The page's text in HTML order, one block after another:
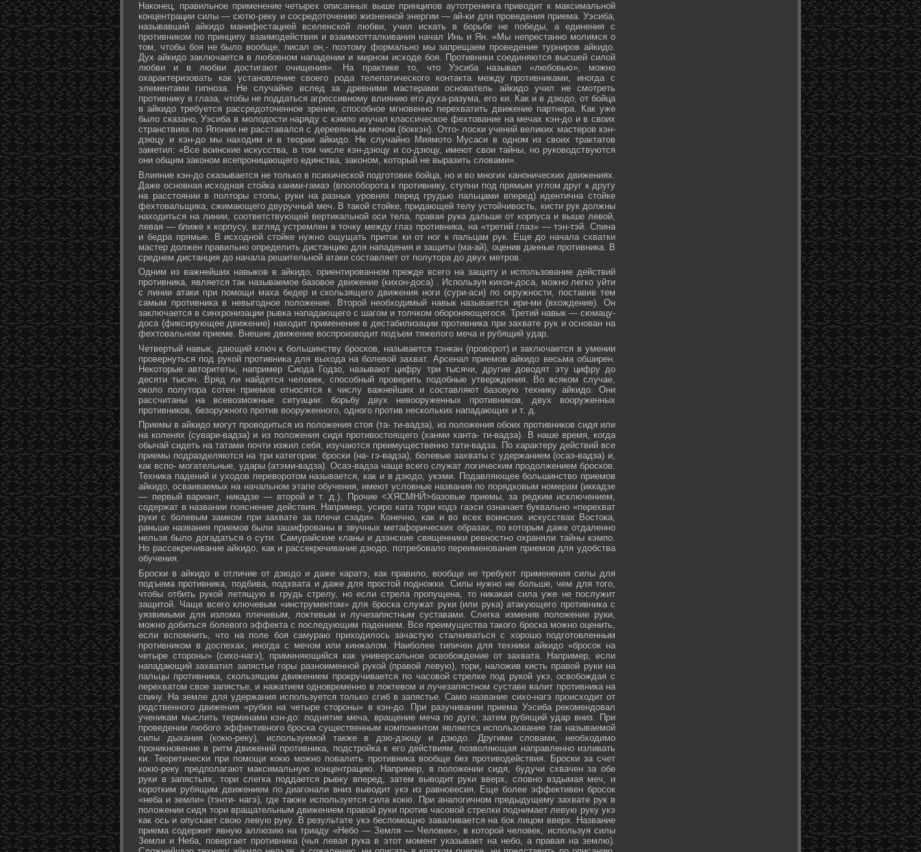
Наконец, правильное применение четырех описанных выше принципов аутотренинга приводит к максимальной
концентрации силы — сютю-реку и сосредоточению жизненной энергии — ай-ки для проведения приема. Уэсиба,
называвший айкидо манифестацией вселенской любви, учил искать в борьбе не победы, а единения с
противником по принципу взаимодействия и взаимоотталкивания начал Инь и Ян. «Мы непрестанно молимся о
том, чтобы боя не было вообще, писал он,- поэтому формально мы запрещаем проведение турниров айкидо.
Дух айкидо заключается в любовном нападении и мирном исходе боя. Противники соединяются высшей силой
любви и в любви достигают очищения». На практике то, что Уэсиба называл «любовью», можно
охарактеризовать как установление своего рода телепатического контакта между противниками, иногда с
элементами гипноза. Не случайно вслед за древними мастерами основатель айкидо учил не смотреть
противнику в глаза, чтобы не поддаться агрессивному влиянию его духа-разума, его ки. Как и в дзюдо, от бойца
в айкидо требуется рассредоточенное зрение, способное мгновенно перехватить движение партнера. Как уже
было сказано, Уэсиба в молодости наряду с кэмпо изучал классическое фехтование на мечах кэн-до и в своих
странствиях по Японии не расставался с деревянным мечом (боккэн). Отго- лоски учений великих мастеров кэн-
дзюцу и кэн-до мы находим и в теории айкидо. Не случайно Миямото Мусаси в одном из своих трактатов
заметил: «Все воинские искусства, в том числе кэн-дзюцу и со-дзюцу, имеют свои тайны, но руководствуются
они общим законом всепроницающего единства, законом, который не выразить словами».
Влияние кэн-до сказывается не только в психической подготовке бойца, но и во многих канонических движениях.
Даже основная исходная стойка ханми-гамаэ (вполоборота к противнику, ступни под прямым углом друг к другу
на расстоянии в полторы стопы, руки на разных уровнях перед грудью пальцами вперед) идентична стойке
фехтовальщика, сжимающего двуручный меч. В такой стойке, придающей телу устойчивость, кисти рук должны
находиться на линии, соответствующей вертикальной оси тела, правая рука дальше от корпуса и выше левой,
левая — ближе к корпусу, взгляд устремлен в точку между глаз противника, на «третий глаз» — тэн-тэй. Спина
и бедра прямые. В исходной стойке нужно ощущать приток ки от ног к пальцам рук. Еще до начала схватки
мастер должен правильно определить дистанцию для нападения и защиты (ма-ай), оценив данные противника. В
среднем дистанция до начала решительной атаки составляет от полутора до двух метров.
Одним из важнейших навыков в айкидо, ориентированном прежде всего на защиту и использование действий
противника, является так называемое базовое движение (кихон-доса) . Используя кихон-доса, можно легко уйти
с линии атаки при помощи маха бедер и скользящего движения ноги (сури-аси) по окружности, поставив тем
самым противника в невыгодное положение. Второй необходимый навык называется ири-ми (вхождение). Он
заключается в синхронизации рывка нападающего с шагом и толчком обороняющегося. Третий навык — сюмацу-
доса (фиксирующее движение) находит применение в дестабилизации противника при захвате рук и основан на
фехтовальном приеме. Внешне движение воспроизводит подъем тяжелого меча и рубящий удар.
Четвертый навык, дающий ключ к большинству бросков, называется тэнкан (проворот) и заключается в умении
провернуться под рукой противника для выхода на болевой захват. Арсенал приемов айкидо весьма обширен.
Некоторые авторитеты, например Сиода Годзо, называют цифру три тысячи, другие доводят эту цифру до
десяти тысяч. Вряд ли найдется человек, способный проверить подобные утверждения. Во всяком случае,
около полутора сотен приемов относятся к числу важнейших и составляют базовую технику айкидо. Они
рассчитаны на всевозможные ситуации: борьбу двух невооруженных противников, двух вооруженных
противников, безоружного против вооруженного, одного против нескольких нападающих и т. д.
Приемы в айкидо могут проводиться из положения стоя (та- ти-вадза), из положения обоих противников сидя или
на коленях (сувари-вадза) и из положения сидя противостоящего (ханми ханта- ти-вадза). В наше время, когда
обычай сидеть на татами почти изжил себя, изучаются преимущественно тати-вадза. По характеру действий все
приемы подразделяются на три категории: броски (на- гэ-вадза), болевые захваты с удержанием (осаэ-вадза) и,
как вспо- могательные, удары (атэми-вадза). Осаэ-вадза чаще всего служат логическим продолжением бросков.
Техника падений и уходов переворотом называется, как и в дзюдо, укэми. Подавляющее большинство приемов
айкидо, осваиваемых на начальном этапе обучения, имеют условные названия по порядковым номерам (иккадзе
— первый вариант, никадзе — второй и т. д.). Прочие <ХЯСМНЙ>базовые приемы, за редким исключением,
содержат в названии пояснение действия. Например, усиро ката тори кодэ гаэси означает буквально «перехват
руки с болевым замком при захвате за плечи сзади». Конечно, как и во всех воинских искусствах Востока,
раньше названия приемов были зашифрованы в звучных метафорических образах, по которым даже отдаленно
нельзя было догадаться о сути. Самурайские кланы и дзэнские священники ревностно охраняли тайны кэмпо.
Но рассекречивание айкидо, как и рассекречивание дзюдо, потребовало переименования приемов для удобства
обучения.
Броски в айкидо в отличие от дзюдо и даже каратэ, как правило, вообще не требуют применения силы для
подъема противника, подбива, подхвата и даже для простой подножки. Силы нужно не больше, чем для того,
чтобы отбить рукой летящую в грудь стрелу, но если стрела пропущена, то никакая сила уже не послужит
защитой. Чаще всего ключевым «инструментом» для броска служат руки (или рука) атакующего противника с
уязвимыми для излома плечевым, локтевым и лучезапястным суставами. Слегка изменив положение руки,
можно добиться болевого эффекта с последующим падением. Все преимущества такого броска можно оценить,
если вспомнить, что на поле боя самураю приходилось зачастую сталкиваться с хорошо подготовленным
противником в доспехах, иногда с мечом или кинжалом. Наиболее типичен для техники айкидо «бросок на
четыре стороны» (сихо-нагэ), применяющийся как универсальное освобождение от захвата. Например, если
нападающий захватил запястье горы разноименной рукой (правой левую), тори, наложив кисть правой руки на
пальцы противника, скользящим движением прокручивается по часовой стрелке под рукой укэ, освобождая с
перехватом свое запястье, и нажатием одновременно в локтевом и лучезапястном суставе валит противника на
спину. На земле для удержания используется только сгиб в запястье. Само название сихо-нагэ происходит от
родственного движения «рубки на четыре стороны» в кэн-до. При разучивании приема Уэсиба рекомендовал
ученикам мыслить терминами кэн-до: поднятие меча, вращение меча по дуге, затем рубящий удар вниз. При
проведении любого эффективного броска существенным компонентом является использование так называемой
силы дыхания (кокю-реку), используемой также в дзю-дзюцу и дзюдо. Другими словами, необходимо
проникновение в ритм движений противника, подстройка к его действиям, позволяющая направленно изливать
ки. Теоретически при помощи кокю можно повалить противника вообще без противодействия. Броски за счет
кокю-реку предполагают максимальную концентрацию. Например, в положении сидя, будучи схвачен за обе
руки в запястьях, тори слегка поддается рывку вперед, затем выводит руки вверх, словно вздымая меч, и
коротким рубящим движением по диагонали вниз выводит укэ из равновесия. Еще более эффективен бросок
«неба и земли» (тэнти- нагэ), где также используется сила кокю. При аналогичном предыдущему захвате рук в
положении сидя тори вращательным движением правой руки против часовой стрелки поднимает левую руку укэ
как ось и опускает свою левую руку. В результате укэ беспомощно заваливается на бок лицом вверх. Название
приема содержит явную аллюзию на триаду «Небо — Земля — Человек», в которой человек, используя силы
Земли и Неба, повергает противника (чья левая рука в этот момент указывает на небо, а правая на землю).